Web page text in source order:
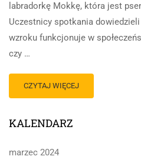
labradorkę Mokkę, która jest
Uczestnicy spotkania
wzroku funkcjonuje w
czy …
CZYTAJ WIĘCEJ
KALENDARZ
marzec 2024